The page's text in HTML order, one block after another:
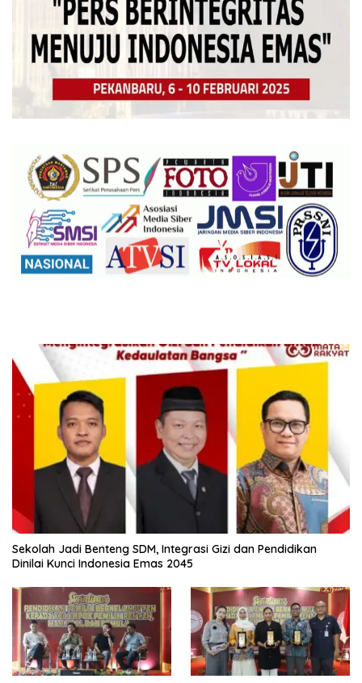
Sekolah Jadi Benteng SDM, Integrasi Gizi dan Pendidikan
Dinilai Kunci Indonesia Emas 2045